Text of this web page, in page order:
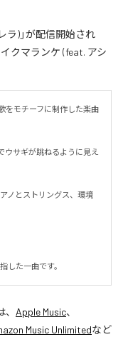
ラ)」が配信開始され
クマランケ (feat. アシ
をモチーフに制作した楽曲
ウサギが跳ねるように見え
ノとストリングス、環境
した一曲です。
、 Apple Music、
Music Unlimitedなど